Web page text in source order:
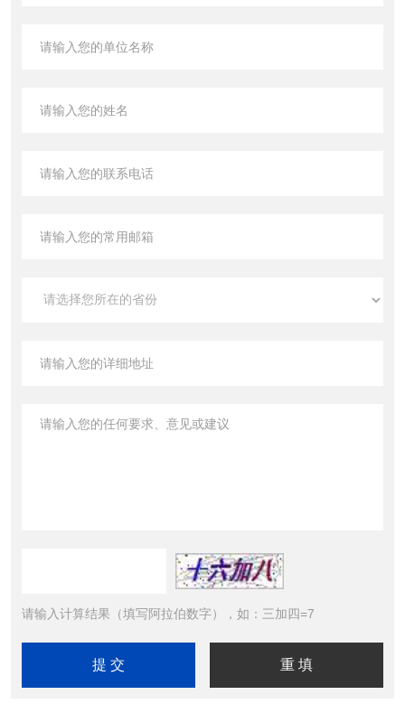
请输入计算结果（填写阿拉伯数字），如：三加四=7